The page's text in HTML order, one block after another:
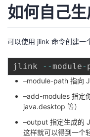
客
论
的
我
播
活
动
的
关
注
我
开
我
的
我
如何自己生
可以使用 jlink 命令创建一
jlink -- module-
–module-path 指向
–add-modules 指定
java.desktop 等）
–output 指定生成的
这样就可以得到一个